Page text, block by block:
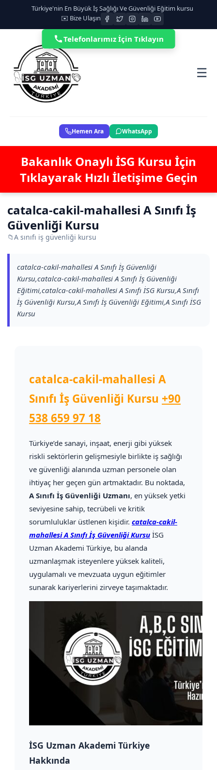
Türkiye'nin En Büyük İş Sağlığı Ve Güvenliği Eğitim kursu
✉️ Bize Ulaşın
☰
Hemen Ara WhatsApp
Bakanlık Onaylı İSG Kursu İçin
Tıklayarak Hızlı İletişime Geçin
catalca-cakil-mahallesi A Sınıfı İş
Güvenliği Kursu
📁A sınıfı iş güvenliği kursu
catalca-cakil-mahallesi A Sınıfı İş Güvenliği
Kursu,catalca-cakil-mahallesi A Sınıfı İş Güvenliği
Eğitimi,catalca-cakil-mahallesi A Sınıfı İSG Kursu,A Sınıfı
İş Güvenliği Kursu,A Sınıfı İş Güvenliği Eğitimi,A Sınıfı İSG
Kursu
catalca-cakil-mahallesi A
Sınıfı İş Güvenliği Kursu +90
538 659 97 18
Türkiye’de sanayi, inşaat, enerji gibi yüksek
riskli sektörlerin gelişmesiyle birlikte iş sağlığı
ve güvenliği alanında uzman personele olan
ihtiyaç her geçen gün artmaktadır. Bu noktada,
A Sınıfı İş Güvenliği Uzmanı, en yüksek yetki
seviyesine sahip, tecrübeli ve kritik
sorumluluklar üstlenen kişidir. catalca-cakil-
mahallesi A Sınıfı İş Güvenliği Kursu İSG
Uzman Akademi Türkiye, bu alanda
uzmanlaşmak isteyenlere yüksek kaliteli,
uygulamalı ve mevzuata uygun eğitimler
sunarak kariyerlerini zirveye taşımaktadır.
İSG Uzman Akademi Türkiye
Hakkında
Telefonlarımız İçin Tıklayın